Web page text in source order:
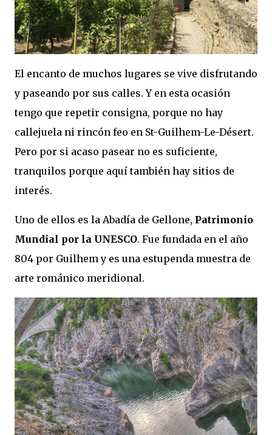
El encanto de muchos lugares se vive disfrutando
y paseando por sus calles. Y en esta ocasión
tengo que repetir consigna, porque no hay
callejuela ni rincón feo en St-Guilhem-Le-Désert.
Pero por si acaso pasear no es suficiente,
tranquilos porque aquí también hay sitios de
interés.
Uno de ellos es la Abadía de Gellone, Patrimonio
Mundial por la UNESCO. Fue fundada en el año
804 por Guilhem y es una estupenda muestra de
arte románico meridional.